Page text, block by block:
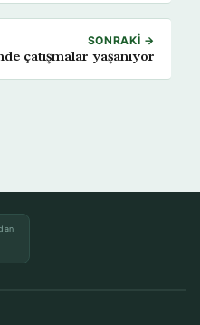
SONRAKI →
çatışmalar yaşanıyor